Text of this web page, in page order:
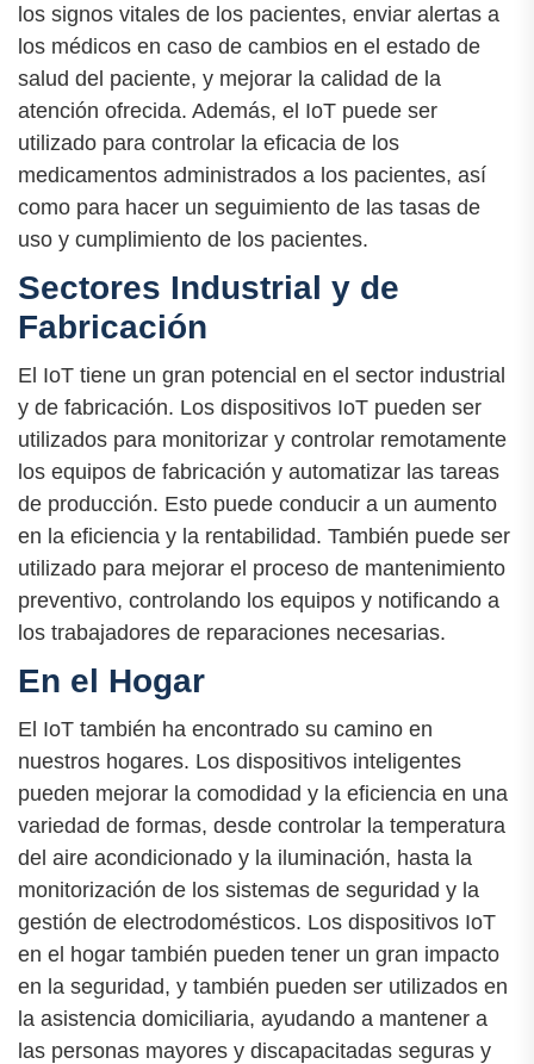
los signos vitales de los pacientes, enviar alertas a
los médicos en caso de cambios en el estado de
salud del paciente, y mejorar la calidad de la
atención ofrecida. Además, el IoT puede ser
utilizado para controlar la eficacia de los
medicamentos administrados a los pacientes, así
como para hacer un seguimiento de las tasas de
uso y cumplimiento de los pacientes.
Sectores Industrial y de
Fabricación
El IoT tiene un gran potencial en el sector industrial
y de fabricación. Los dispositivos IoT pueden ser
utilizados para monitorizar y controlar remotamente
los equipos de fabricación y automatizar las tareas
de producción. Esto puede conducir a un aumento
en la eficiencia y la rentabilidad. También puede ser
utilizado para mejorar el proceso de mantenimiento
preventivo, controlando los equipos y notificando a
los trabajadores de reparaciones necesarias.
En el Hogar
El IoT también ha encontrado su camino en
nuestros hogares. Los dispositivos inteligentes
pueden mejorar la comodidad y la eficiencia en una
variedad de formas, desde controlar la temperatura
del aire acondicionado y la iluminación, hasta la
monitorización de los sistemas de seguridad y la
gestión de electrodomésticos. Los dispositivos IoT
en el hogar también pueden tener un gran impacto
en la seguridad, y también pueden ser utilizados en
la asistencia domiciliaria, ayudando a mantener a
las personas mayores y discapacitadas seguras y